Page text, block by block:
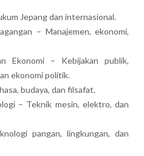
Jepang dan internasional.
– Manajemen, ekonomi,
Ekonomi – Kebijakan publik,
ekonomi politik.
budaya, dan filsafat.
– Teknik mesin, elektro, dan
pangan, lingkungan, dan